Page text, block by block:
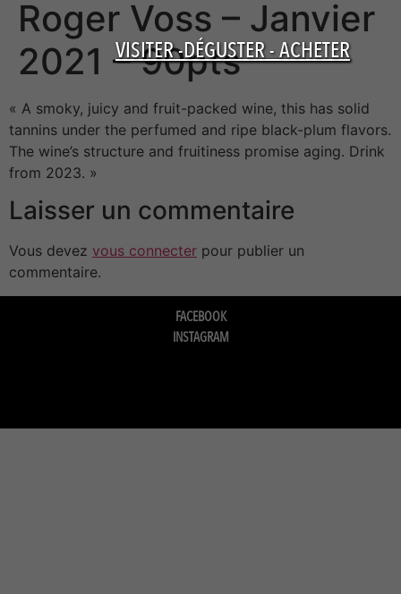
VISITER -DÉGUSTER - ACHETER
Roger Voss – Janvier
2021 – 90pts
« A smoky, juicy and fruit-packed wine, this has solid
tannins under the perfumed and ripe black-plum flavors.
The wine’s structure and fruitiness promise aging. Drink
from 2023. »
Laisser un commentaire
Vous devez vous connecter pour publier un
commentaire.
FACEBOOK
INSTAGRAM